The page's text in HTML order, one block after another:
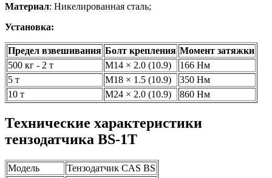
Материал: Никелированная сталь;
Установка:
Предел взвешивания Болт крепления Момент затяжки
500 кг - 2 т
M14 × 2.0 (10.9)
166 Нм
5 т
M18 × 1.5 (10.9)
350 Нм
10 т
M24 × 2.0 (10.9) 860 Нм
Технические характеристики
тензодатчика BS-1T
Модель
Тензодатчик CAS BS